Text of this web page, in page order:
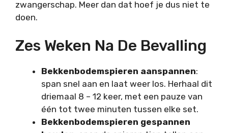
zwangerschap. Meer dan dat hoef je dus niet te
doen.
Zes Weken Na De Bevalling
Bekkenbodemspieren aanspannen:
span snel aan en laat weer los. Herhaal dit
driemaal 8 – 12 keer, met een pauze van
één tot twee minuten tussen elke set.
Bekkenbodemspieren gespannen